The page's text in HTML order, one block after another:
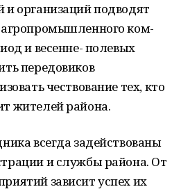
и организаций подводят
агропромышленного ком­
и весенне- полевых
пе­редовиков
чествование тех, кто
жителей района.
всегда задействованы
и службы района. От
зависит успех их